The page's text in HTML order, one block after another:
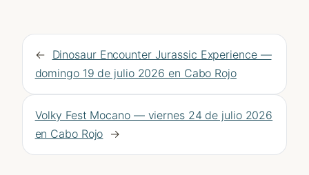
← Dinosaur Encounter Jurassic Experience —
domingo 19 de julio 2026 en Cabo Rojo
Volky Fest Mocano — viernes 24 de julio 2026
en Cabo Rojo →